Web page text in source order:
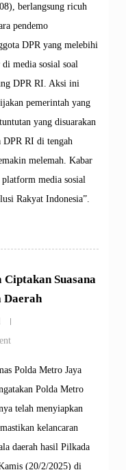
berlangsung ricuh
pendemo
DPR yang melebihi
media sosial soal
DPR RI. Aksi ini
pemerintah yang
yang disuarakan
DPR RI di tengah
melemah. Kabar
media sosial
Rakyat Indonesia”.
Suasana
Daerah
Polda Metro Jaya
Polda Metro
telah menyiapkan
kelancaran
daerah hasil Pilkada
(20/2/2025) di